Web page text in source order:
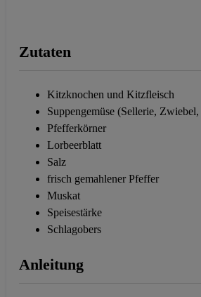
Zutaten
Kitzknochen und Kitzfleisch
Suppengemüse (Sellerie,
Pfefferkörner
Lorbeerblatt
Salz
frisch gemahlener Pfeffer
Muskat
Speisestärke
Schlagobers
Anleitung